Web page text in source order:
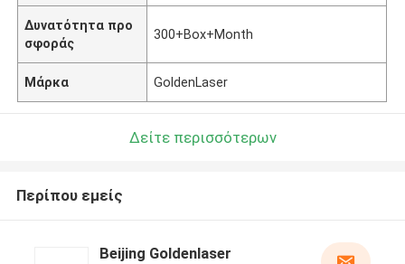
Δυνατότητα προ
σφοράς
300+Box+Month
Μάρκα GoldenLaser
Δείτε περισσότερων
Περίπου εμείς
Beijing Goldenlaser